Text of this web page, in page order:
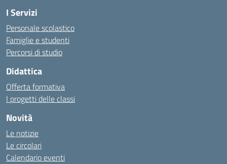
I Servizi
Personale scolastico
Famiglie e studenti
Percorsi di studio
Didattica
Offerta formativa
I progetti delle classi
Novità
Le notizie
Le circolari
Calendario eventi